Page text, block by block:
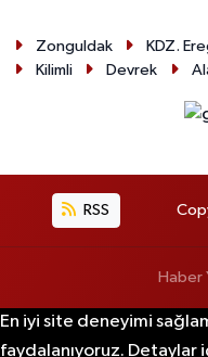
Zonguldak KDZ.
Kilimli
Devrek
RSS
Haber
En iyi site deneyimi
faydalanıyoruz. Detaylar